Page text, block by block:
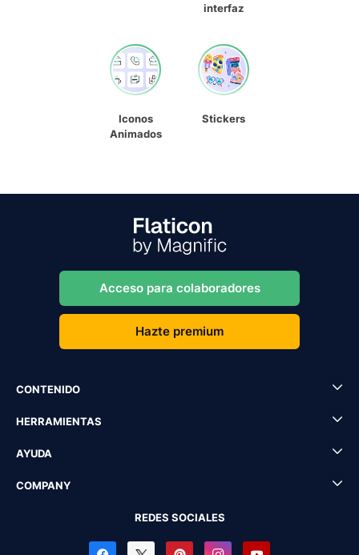
interfaz
Iconos
Animados
Stickers
Acceso para colaboradores
Hazte premium
CONTENIDO
HERRAMIENTAS
AYUDA
COMPANY
REDES SOCIALES